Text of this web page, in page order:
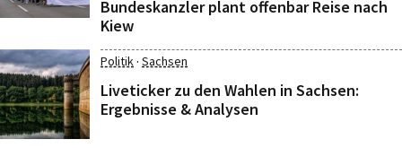
Bundeskanzler plant offenbar Reise nach
Kiew
Politik· Sachsen
Liveticker zu den Wahlen in Sachsen:
Ergebnisse & Analysen